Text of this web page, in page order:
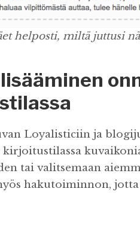
helposti, miltä juttusi
Loyalisticiin ja
tai valitsemaan
hakutoiminnon,